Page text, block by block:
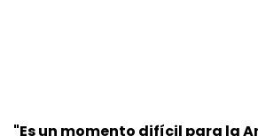
"Es un momento difícil para la